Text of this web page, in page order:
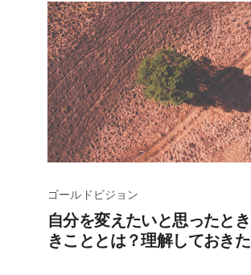
ゴールドビジョン
自分を変えたいと思ったと
きこととは？理解しておき